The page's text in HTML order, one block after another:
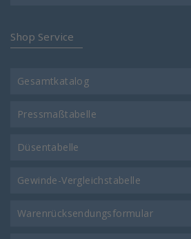
Shop Service
Gesamtkatalog
Pressmaßtabelle
Düsentabelle
Gewinde-Vergleichstabelle
Warenrücksendungsformular